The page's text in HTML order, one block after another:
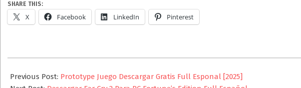
SHARE THIS:
X Facebook LinkedIn Pinterest
08-
Previous Post: Prototype Juego Descargar Gratis Full Esponal [2025]